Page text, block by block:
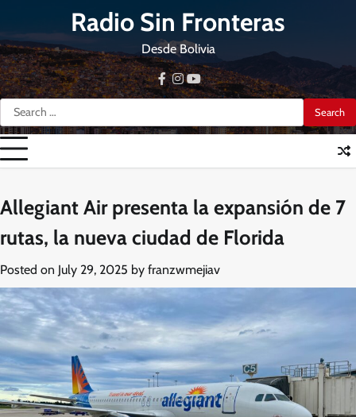
content
Radio Sin Fronteras
Desde Bolivia
Search
for:
facebook
instagram
youtube
Allegiant Air presenta la expansión de 7
rutas, la nueva ciudad de Florida
Posted on July 29, 2025 by franzwmejiav